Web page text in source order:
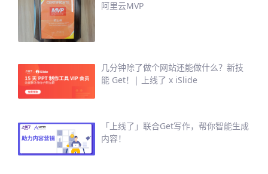
阿里云MVP
几分钟除了做个网站还能做什么？新技
能 Get！| 上线了 x iSlide
「上线了」联合Get写作，帮你智能生成
内容！